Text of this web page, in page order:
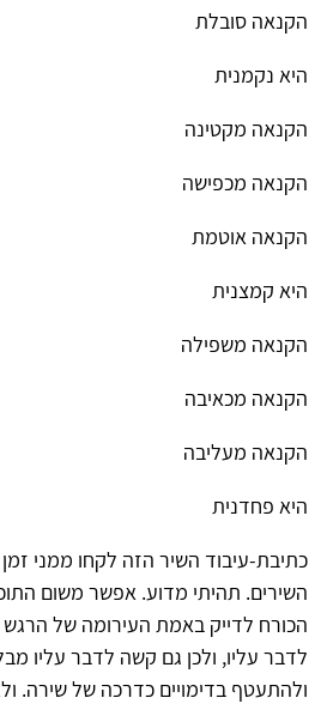
הקנאה סובלת
היא נקמנית
הקנאה מקטינה
הקנאה מכפישה
הקנאה אוטמת
היא קמצנית
הקנאה משפילה
הקנאה מכאיבה
הקנאה מעליבה
היא פחדנית
כתיבת-עיבוד השיר הזה לקחו ממני
השירים. תהיתי מדוע. אפשר משום
הכורח לדייק באמת העירומה של
לדבר עליו, ולכן גם קשה לדבר עליו
ולהתעטף בדימויים כדרכה של שירה.